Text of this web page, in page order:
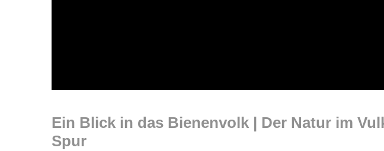
Ein Blick in das Bienenvolk | Der Natur im
Spur